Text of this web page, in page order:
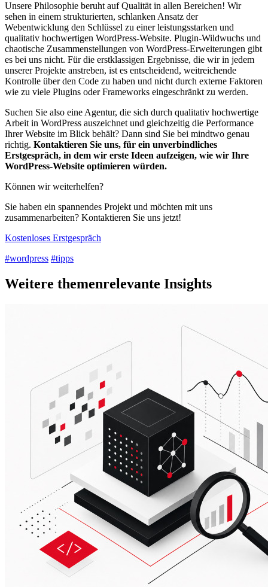
Unsere Philosophie beruht auf Qualität in allen Bereichen! Wir
sehen in einem strukturierten, schlanken Ansatz der
Webentwicklung den Schlüssel zu einer leistungsstarken und
qualitativ hochwertigen WordPress-Website. Plugin-Wildwuchs und
chaotische Zusammenstellungen von WordPress-Erweiterungen gibt
es bei uns nicht. Für die erstklassigen Ergebnisse, die wir in jedem
unserer Projekte anstreben, ist es entscheidend, weitreichende
Kontrolle über den Code zu haben und nicht durch externe Faktoren
wie zu viele Plugins oder Frameworks eingeschränkt zu werden.
Suchen Sie also eine Agentur, die sich durch qualitativ hochwertige
Arbeit in WordPress auszeichnet und gleichzeitig die Performance
Ihrer Website im Blick behält? Dann sind Sie bei mindtwo genau
richtig. Kontaktieren Sie uns, für ein unverbindliches
Erstgespräch, in dem wir erste Ideen aufzeigen, wie wir Ihre
WordPress-Website optimieren würden.
Können wir weiterhelfen?
Sie haben ein spannendes Projekt und möchten mit uns
zusammenarbeiten? Kontaktieren Sie uns jetzt!
Kostenloses Erstgespräch
#wordpress #tipps
Weitere themenrelevante Insights